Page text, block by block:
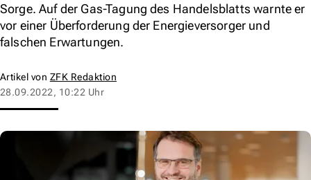
Sorge. Auf der Gas-Tagung des Handelsblatts warnte er
vor einer Überforderung der Energieversorger und
falschen Erwartungen.
Artikel von ZFK Redaktion
28.09.2022, 10:22 Uhr